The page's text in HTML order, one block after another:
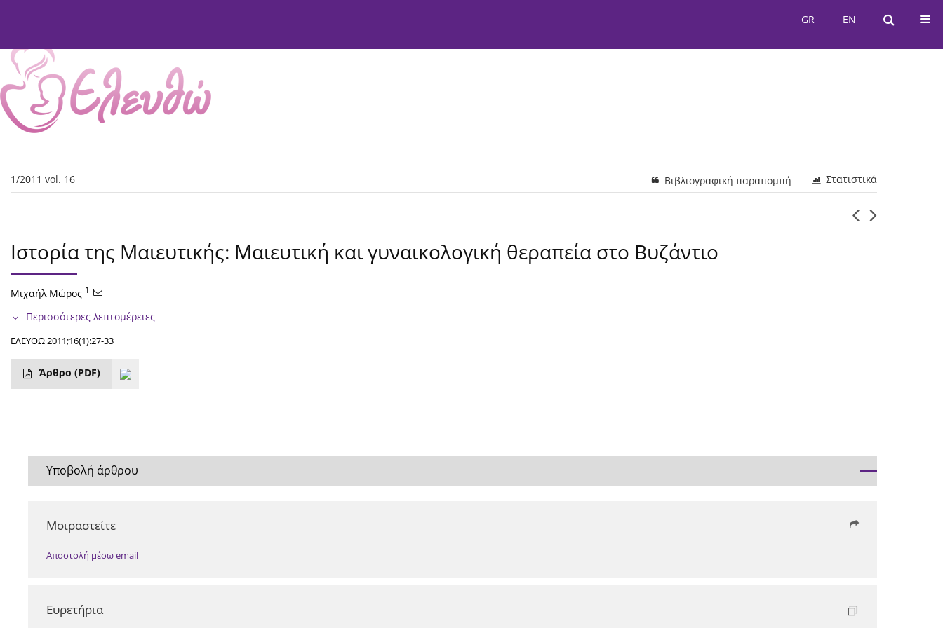
EN
GR EN
GR
1/2011 vol. 16 Στατιστικά
Βιβλιογραφική παραπομπή
Ιστορία της Μαιευτικής: Μαιευτική και γυναικολογική θεραπεία στο Βυζάντιο
Μιχαήλ Μώρος 1
Περισσότερες λεπτομέρειες
ΕΛΕΥΘΩ 2011;16(1):27-33
Άρθρο (PDF)
Υποβολή άρθρου
Μοιραστείτε
Αποστολή μέσω email
Ευρετήρια